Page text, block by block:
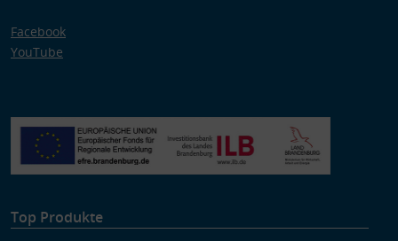
Facebook
YouTube
Top Produkte